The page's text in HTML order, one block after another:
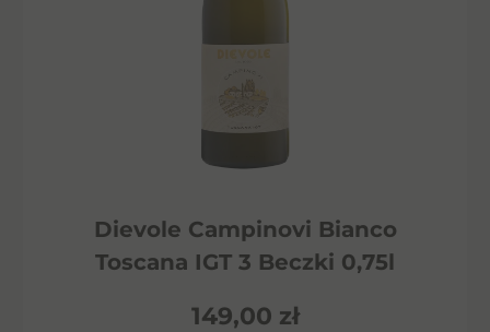
Dievole Campinovi Bianco
Toscana IGT 3 Beczki 0,75l
149,00 zł